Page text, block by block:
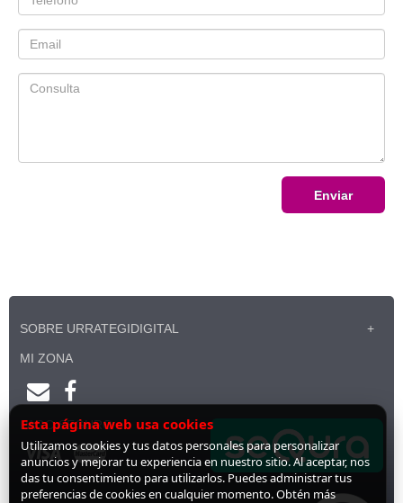
Enviar
SOBRE URRATEGIDIGITAL
MI ZONA
PAGO SEGURO
Esta página web usa cookies
Utilizamos cookies y tus datos personales para personalizar
anuncios y mejorar tu experiencia en nuestro sitio. Al aceptar, nos
das tu consentimiento para utilizarlos. Puedes administrar tus
preferencias de cookies en cualquier momento. Obtén más